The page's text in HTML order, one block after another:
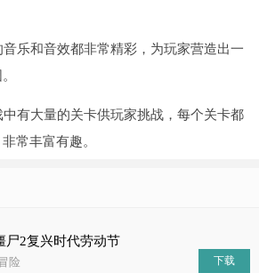
乐和音效都非常精彩，为玩家营造出一
有大量的关卡供玩家挑战，每个关卡都
常丰富有趣。
尸2复兴时代劳动节
险
下载